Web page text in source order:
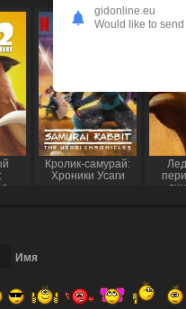
Кролик-самурай:
Хроники Усаги
Имя
gidonline.eu
Would like to